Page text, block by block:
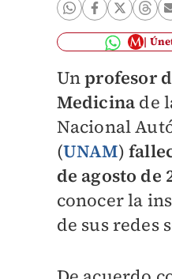
Unprofesor
Medicina de
Nacional
(UNAM)
de agosto de
conocer la
de sus redes